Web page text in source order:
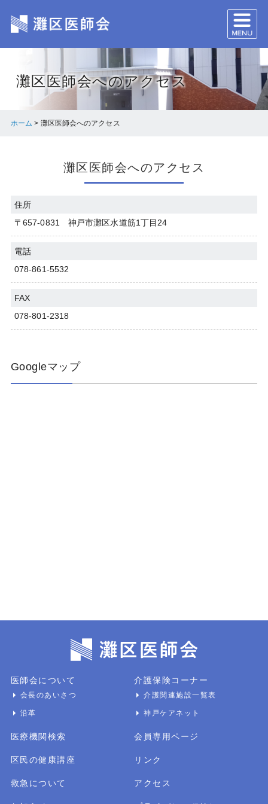
灘区医師会へのアクセス
ホーム > 灘区医師会へのアクセス
灘区医師会へのアクセス
住所
〒657-0831 神戸市灘区水道筋1丁目24
電話
078-861-5532
FAX
078-801-2318
Googleマップ
医師会について
会長のあいさつ
沿革
医療機関検索
介護保険コーナー
介護関連施設一覧表
神戸ケアネット
会員専用ページ
区民の健康講座
救急について
リンク
アクセス